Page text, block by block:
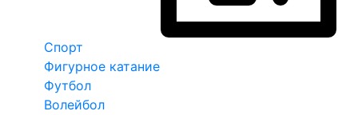
Спорт
Фигурное катание
Футбол
Волейбол